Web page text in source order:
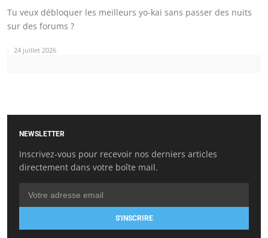
Tu veux débloquer les meilleurs yo-kai sans passer des nuits
sur des forums ?
24 juillet 2026
NEWSLETTER
Inscrivez-vous pour recevoir nos derniers articles
directement dans votre boîte mail.
S'INSCRIRE